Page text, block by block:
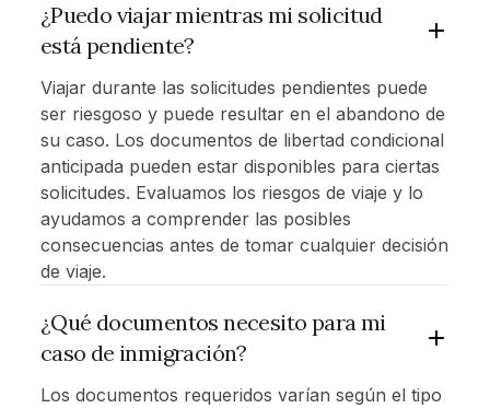
¿Puedo viajar mientras mi solicitud
está pendiente?
Viajar durante las solicitudes pendientes puede
ser riesgoso y puede resultar en el abandono de
su caso. Los documentos de libertad condicional
anticipada pueden estar disponibles para ciertas
solicitudes. Evaluamos los riesgos de viaje y lo
ayudamos a comprender las posibles
consecuencias antes de tomar cualquier decisión
de viaje.
¿Qué documentos necesito para mi
caso de inmigración?
Los documentos requeridos varían según el tipo